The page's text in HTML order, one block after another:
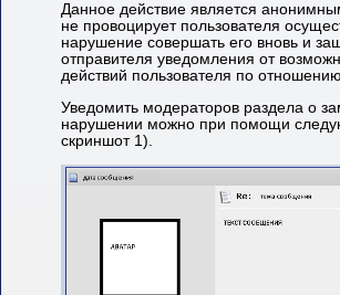
Данное действие является
не провоцирует пользователя
нарушение совершать его вновь и
отправителя уведомления от
действий пользователя по
Уведомить модераторов раздела о
нарушении можно при помощи
скриншот 1).